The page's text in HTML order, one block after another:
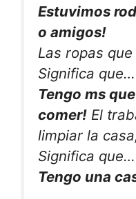
Estuvimos
o amigos!
Las ropas
Significa que…
Tengo ms
comer! El
limpiar la
Significa que…
Tengo una